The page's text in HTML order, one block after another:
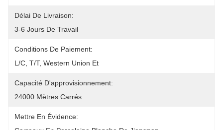
Délai De Livraison:
3-6 Jours De Travail
Conditions De Paiement:
L/C, T/T, Western Union Et
Capacité D'approvisionnement:
24000 Mètres Carrés
Mettre En Évidence: